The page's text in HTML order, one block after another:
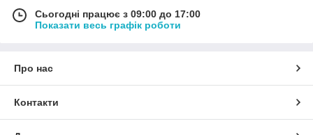
Сьогодні працює з 09:00 до 17:00
Показати весь графік роботи
Про нас
Контакти